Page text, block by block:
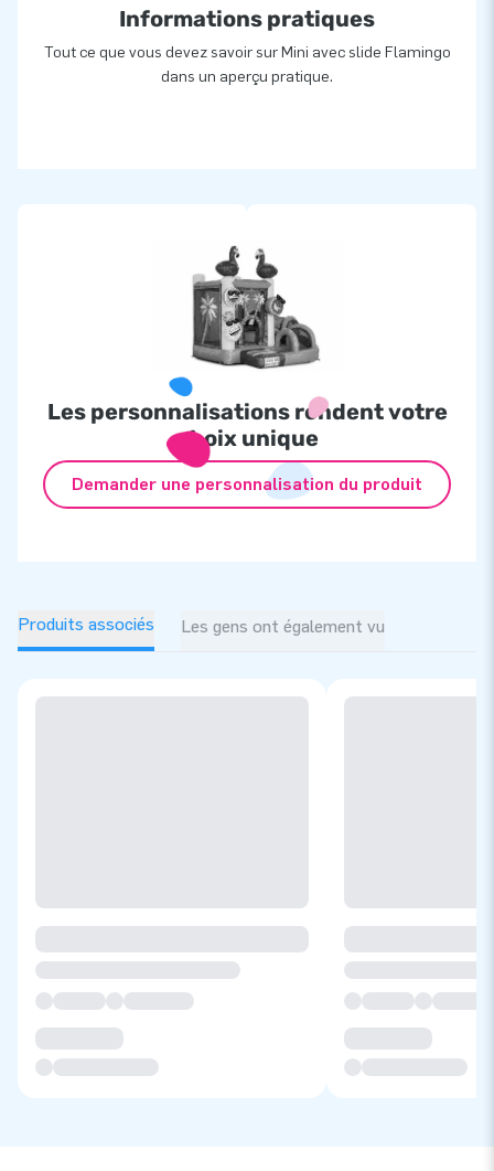
Informations pratiques
Tout ce que vous devez savoir sur Mini avec slide Flamingo
dans un aperçu pratique.
Les personnalisations rendent votre
choix unique
Demander une personnalisation du produit
Produits associés Les gens ont également vu